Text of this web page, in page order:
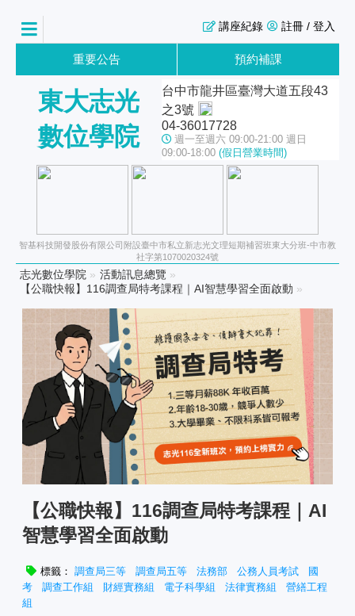
註冊 / 登入
講座紀錄
重要公告 預約補課
東大志光
數位學院
台中市龍井區臺灣大道五段43
之3號
04-36017728
週一至週六 09:00-21:00 週日
09:00-18:00 (假日營業時間)
智基科技開發股份有限公司附設臺中市私立新志光文理短期補習班東大分班-中市教
社字第1070020324號
志光數位學院 » 活動訊息總覽 »
【公職快報】116調查局特考課程｜AI智慧學習全面啟動 »
【公職快報】116調查局特考課程｜AI
智慧學習全面啟動
標籤：調查局三等 調查局五等 法務部 公務人員考試
國
考
調查工作組 財經實務組 電子科學組 法律實務組
營繕工程
組